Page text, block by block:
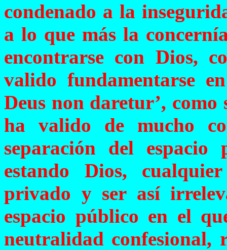
condenado a la
a lo que más la
encontrarse con Dios,
valido fundamentarse
Deus non daretur’,
ha valido de mucho
separación del
estando Dios,
privado y ser así
espacio público en el
neutralidad confesional,